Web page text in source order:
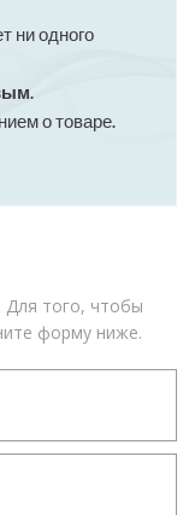
ни одного
.
о товаре.
Для того, чтобы
форму ниже.